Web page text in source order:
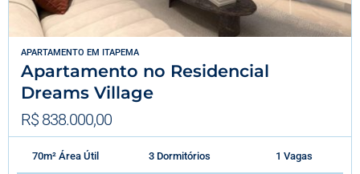
APARTAMENTO EM ITAPEMA
Apartamento no Residencial
Dreams Village
R$ 838.000,00
70m² Área Útil 3 Dormitórios 1 Vagas